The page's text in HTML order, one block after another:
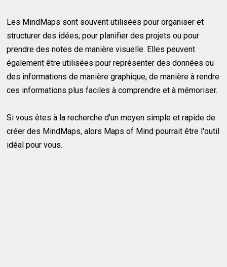
Les MindMaps sont souvent utilisées pour organiser et
structurer des idées, pour planifier des projets ou pour
prendre des notes de manière visuelle. Elles peuvent
également être utilisées pour représenter des données ou
des informations de manière graphique, de manière à rendre
ces informations plus faciles à comprendre et à mémoriser.
Si vous êtes à la recherche d'un moyen simple et rapide de
créer des MindMaps, alors Maps of Mind pourrait être l'outil
idéal pour vous.